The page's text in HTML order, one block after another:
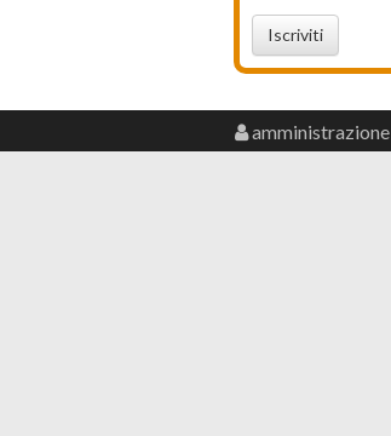
Iscriviti
amministrazione